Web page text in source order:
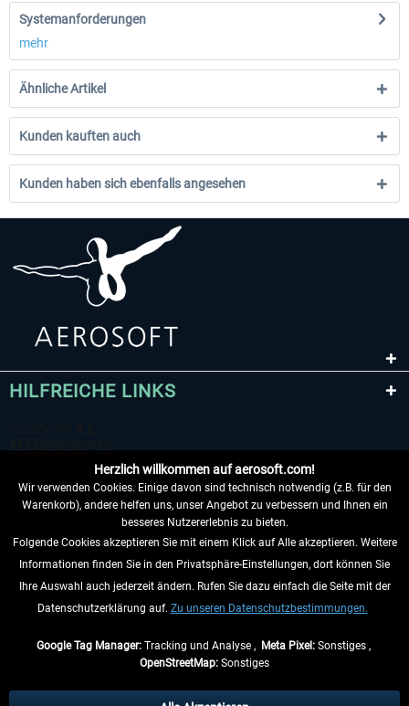
Systemanforderungen
mehr
Ähnliche Artikel
Kunden kauften auch
Kunden haben sich ebenfalls angesehen
HILFREICHE LINKS
VERTRAG WIDERRUFEN
INFORMATIONEN
Herzlich willkommen auf aerosoft.com!
Wir verwenden Cookies. Einige davon sind technisch notwendig (z.B. für den
Warenkorb), andere helfen uns, unser Angebot zu verbessern und Ihnen ein
besseres Nutzererlebnis zu bieten.
Folgende Cookies akzeptieren Sie mit einem Klick auf Alle akzeptieren. Weitere
Informationen finden Sie in den Privatsphäre-Einstellungen, dort können Sie
Ihre Auswahl auch jederzeit ändern. Rufen Sie dazu einfach die Seite mit der
Datenschutzerklärung auf. Zu unseren Datenschutzbestimmungen.
Google Tag Manager:Tracking und Analyse , Meta Pixel:Sonstiges ,
OpenStreetMap: Sonstiges